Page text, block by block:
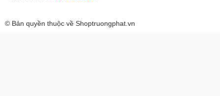
© Bản quyền thuộc về Shoptruongphat.vn